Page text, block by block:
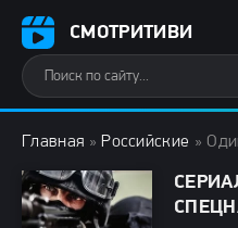
СМОТРИТИВИ
Главная » Российские »